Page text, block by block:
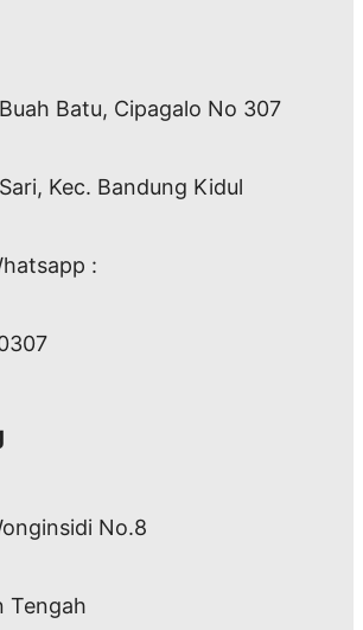
Batu, Cipagalo No 307
Kec. Bandung Kidul
:
No.8
Tengah